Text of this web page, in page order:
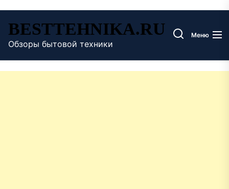
содержимому
BESTTEHNIKA.RU
Обзоры бытовой техники
Меню